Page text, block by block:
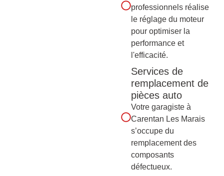
professionnels réalise
le réglage du moteur
pour optimiser la
performance et
l'efficacité.
Services de
remplacement de
pièces auto
Votre garagiste à
Carentan Les Marais
s’occupe du
remplacement des
composants
défectueux.